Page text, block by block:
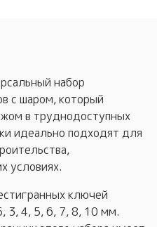
набор
с шаром, который
в труднодоступных
идеально подходят для
условиях.
ключей
3, 4, 5, 6, 7, 8, 10 мм.